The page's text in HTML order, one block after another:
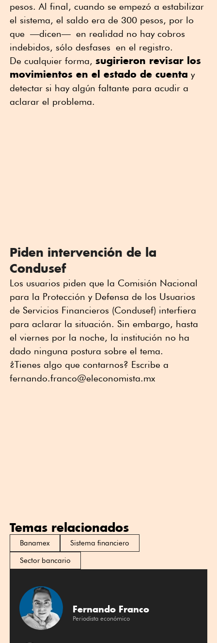
pesos. Al final, cuando se empezó a estabilizar
el sistema, el saldo era de 300 pesos, por lo
que —dicen— en realidad no hay cobros
indebidos, sólo desfases en el registro.
De cualquier forma, sugirieron revisar los
movimientos en el estado de cuenta y
detectar si hay algún faltante para acudir a
aclarar el problema.
Piden intervención de la
Condusef
Los usuarios piden que la Comisión Nacional
para la Protección y Defensa de los Usuarios
de Servicios Financieros (Condusef) interfiera
para aclarar la situación. Sin embargo, hasta
el viernes por la noche, la institución no ha
dado ninguna postura sobre el tema.
¿Tienes algo que contarnos? Escribe a
fernando.franco@eleconomista.mx
Temas relacionados
Banamex
Sistema financiero
Sector bancario
Fernando Franco
Periodista económico